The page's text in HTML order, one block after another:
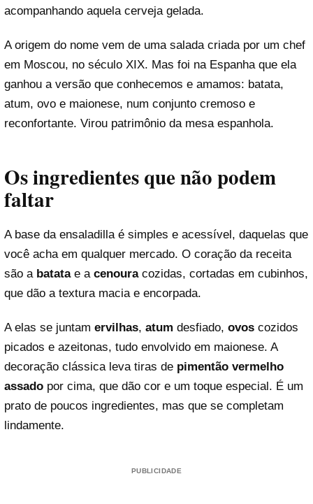
acompanhando aquela cerveja gelada.
A origem do nome vem de uma salada criada por um chef
em Moscou, no século XIX. Mas foi na Espanha que ela
ganhou a versão que conhecemos e amamos: batata,
atum, ovo e maionese, num conjunto cremoso e
reconfortante. Virou patrimônio da mesa espanhola.
Os ingredientes que não podem
faltar
A base da ensaladilla é simples e acessível, daquelas que
você acha em qualquer mercado. O coração da receita
são a batatae a cenouracozidas, cortadas em cubinhos,
que dão a textura macia e encorpada.
A elas se juntam ervilhas, atum desfiado, ovos cozidos
picados e azeitonas, tudo envolvido em maionese. A
decoração clássica leva tiras de pimentão vermelho
assado por cima, que dão cor e um toque especial. É um
prato de poucos ingredientes, mas que se completam
lindamente.
PUBLICIDADE